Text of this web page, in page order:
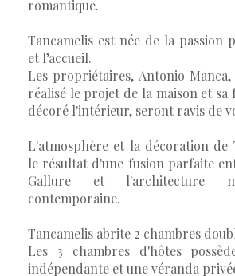
romantique.
Tancamelis est née de la passion
et l’accueil.
Les propriétaires, Antonio
réalisé le projet de la maison et sa
décoré l'intérieur, seront ravis de
L'atmosphère et la décoration de
le résultat d'une fusion parfaite
Gallure et l'architecture
contemporaine.
Tancamelis abrite 2 chambres
Les 3 chambres d'hôtes
indépendante et une véranda